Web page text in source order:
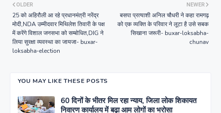
NEWER
बसपा प्रत्याशी अनिल चौधरी ने कहा रामगढ़
को एक व्यक्ति के परिवार ने लूटा है उसे सबक
सिखाना जरूरी- buxar-loksabha-
chunav
OLDER
25 को अहिरौली आ रहे प्रधानमंत्री नरेंद्र
मोदी,NDA उम्मीदवार मिथिलेश तिवारी के पक्ष
में करेंगे विशाल जनसभा को सम्बोधित,DIG ने
लिया सुरक्षा व्यवस्था का जायजा- buxar-
loksabha-election
YOU MAY LIKE THESE POSTS
60 दिनों के भीतर मिल रहा न्याय, जिला लोक शिकायत
निवारण कार्यालय में बढ़ा आम लोगों का भरोसा